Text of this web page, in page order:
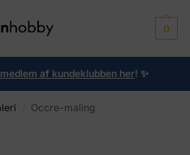
0
af kundeklubben her! ✨
Occre-maling